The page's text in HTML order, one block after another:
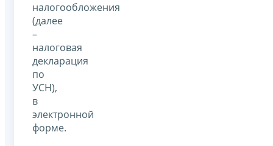
налогообложения
(далее
–
налоговая
декларация
по
УСН),
в
электронной
форме.